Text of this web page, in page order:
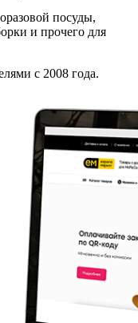
посуды,
и прочего для
с 2008 года.